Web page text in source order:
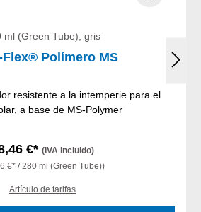
ml (Green Tube), gris
Flex® Polímero MS
resistente a la intemperie para el
a base de MS-Polymer
€* (IVA incluido)
€* / 280 ml (Green Tube))
Artículo de tarifas